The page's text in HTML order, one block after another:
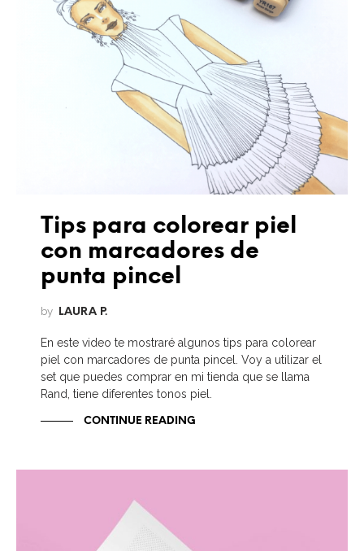
Tips para colorear piel
con marcadores de
punta pincel
by LAURA P.
En este video te mostraré algunos tips para colorear
piel con marcadores de punta pincel. Voy a utilizar el
set que puedes comprar en mi tienda que se llama
Rand, tiene diferentes tonos piel.
CONTINUE READING